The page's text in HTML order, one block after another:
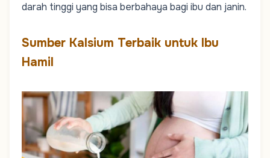
darah tinggi yang bisa berbahaya bagi ibu dan janin.
Sumber Kalsium Terbaik untuk Ibu
Hamil